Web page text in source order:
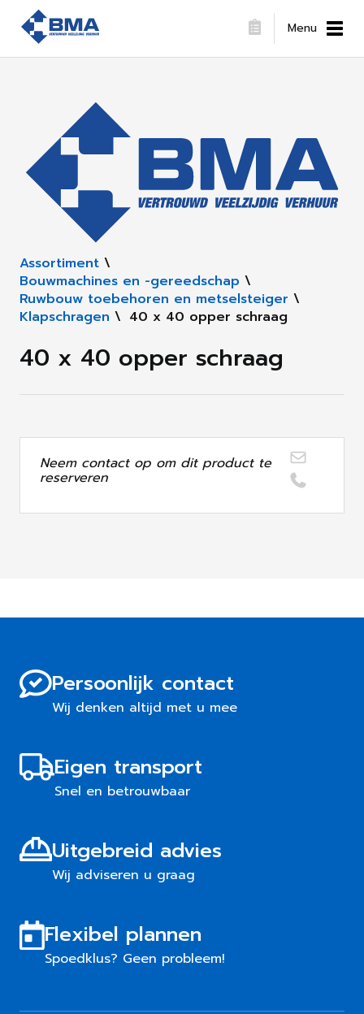
Menu
Assortiment \
Bouwmachines en -gereedschap \
Ruwbouw toebehoren en metselsteiger \
Klapschragen \ 40 x 40 opper schraag
40 x 40 opper schraag
Neem contact op om dit product te
reserveren
Persoonlijk contact
Wij denken altijd met u mee
Eigen transport
Snel en betrouwbaar
Uitgebreid advies
Wij adviseren u graag
Flexibel plannen
Spoedklus? Geen probleem!